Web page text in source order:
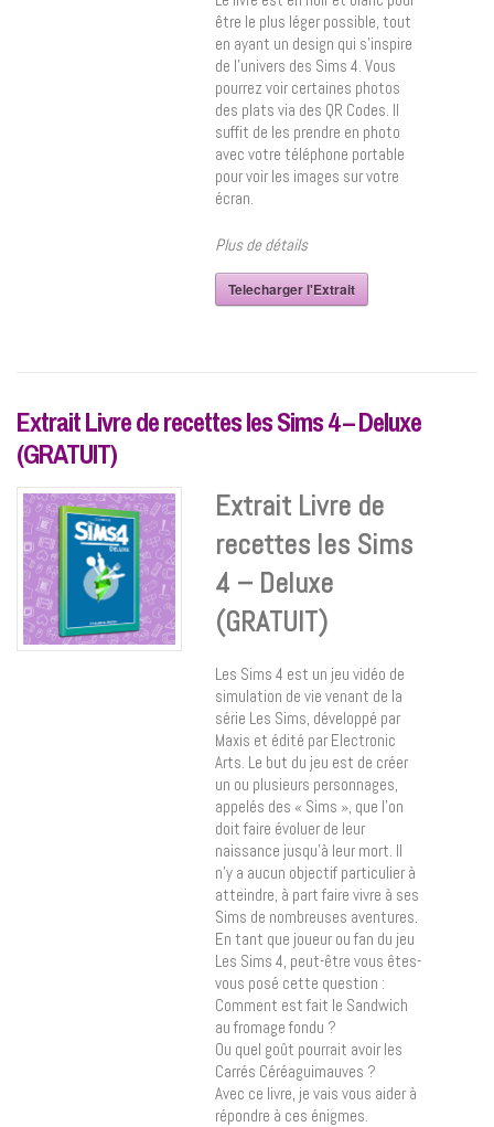
être le plus léger possible, tout
en ayant un design qui s’inspire
de l’univers des Sims 4. Vous
pourrez voir certaines photos
des plats via des QR Codes. Il
suffit de les prendre en photo
avec votre téléphone portable
pour voir les images sur votre
écran.
Plus de détails
Telecharger l'Extrait
Extrait Livre de recettes les Sims 4 – Deluxe
(GRATUIT)
Extrait Livre de
recettes les Sims
4 – Deluxe
(GRATUIT)
Les Sims 4 est un jeu vidéo de
simulation de vie venant de la
série Les Sims, développé par
Maxis et édité par Electronic
Arts. Le but du jeu est de créer
un ou plusieurs personnages,
appelés des « Sims », que l’on
doit faire évoluer de leur
naissance jusqu’à leur mort. Il
n’y a aucun objectif particulier à
atteindre, à part faire vivre à ses
Sims de nombreuses aventures.
En tant que joueur ou fan du jeu
Les Sims 4, peut-être vous êtes-
vous posé cette question :
Comment est fait le Sandwich
au fromage fondu ?
Ou quel goût pourrait avoir les
Carrés Céréaguimauves ?
Avec ce livre, je vais vous aider à
répondre à ces énigmes.